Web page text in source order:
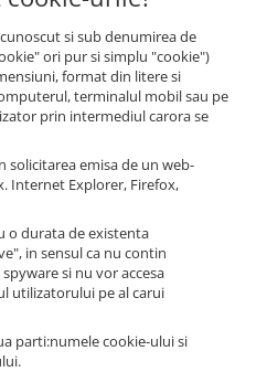
si sub denumirea de
ori pur si simplu "cookie")
format din litere si
terminalul mobil sau pe
prin intermediul carora se
solicitarea emisa de un web-
Internet Explorer, Firefox,
o durata de existenta
in sensul ca nu contin
si nu vor accesa
utilizatorului pe al carui
parti:numele cookie-ului si